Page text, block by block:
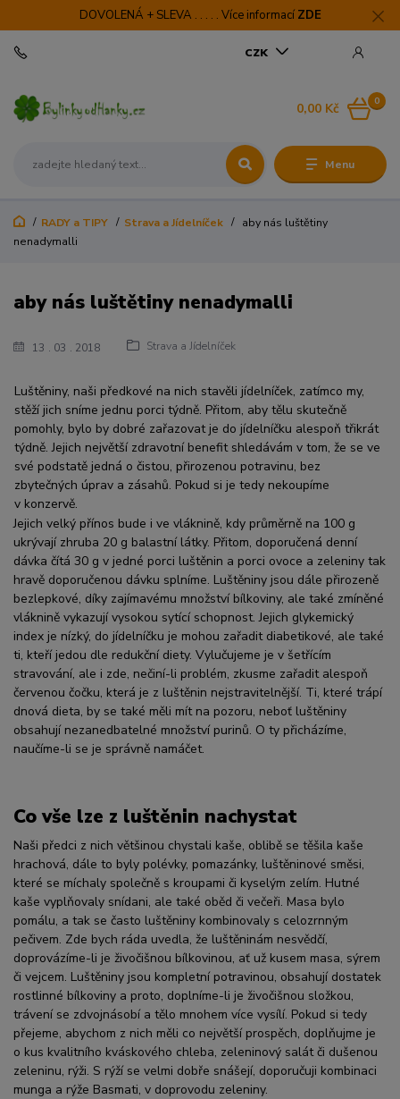
DOVOLENÁ + SLEVA . . . . . Více informací ZDE
Menu
CZK
0
0,00 Kč
RADY a TIPY Strava a Jídelníček
aby nás luštětiny
nenadymalli
13 03 2018 Strava a Jídelníček
aby nás luštětiny nenadymalli
Luštěniny, naši předkové na nich stavěli jídelníček, zatímco my,
stěží jich sníme jednu porci týdně. Přitom, aby tělu skutečně
pomohly, bylo by dobré zařazovat je do jídelníčku alespoň třikrát
týdně. Jejich největší zdravotní benefit shledávám v tom, že se ve
své podstatě jedná o čistou, přirozenou potravinu, bez
zbytečných úprav a zásahů. Pokud si je tedy nekoupíme
v konzervě.
Jejich velký přínos bude i ve vláknině, kdy průměrně na 100 g
ukrývají zhruba 20 g balastní látky. Přitom, doporučená denní
dávka čítá 30 g v jedné porci luštěnin a porci ovoce a zeleniny tak
hravě doporučenou dávku splníme. Luštěniny jsou dále přirozeně
bezlepkové, díky zajímavému množství bílkoviny, ale také zmíněné
vláknině vykazují vysokou sytící schopnost. Jejich glykemický
index je nízký, do jídelníčku je mohou zařadit diabetikové, ale také
ti, kteří jedou dle redukční diety. Vylučujeme je v šetřícím
stravování, ale i zde, nečiní-li problém, zkusme zařadit alespoň
červenou čočku, která je z luštěnin nejstravitelnější. Ti, které trápí
dnová dieta, by se také měli mít na pozoru, neboť luštěniny
obsahují nezanedbatelné množství purinů. O ty přicházíme,
naučíme-li se je správně namáčet.
Co vše lze z luštěnin nachystat
Naši předci z nich většinou chystali kaše, oblibě se těšila kaše
hrachová, dále to byly polévky, pomazánky, luštěninové směsi,
které se míchaly společně s kroupami či kyselým zelím. Hutné
kaše vyplňovaly snídani, ale také oběd či večeři. Masa bylo
pomálu, a tak se často luštěniny kombinovaly s celozrnným
pečivem. Zde bych ráda uvedla, že luštěninám nesvědčí,
doprovázíme-li je živočišnou bílkovinou, ať už kusem masa, sýrem
či vejcem. Luštěniny jsou kompletní potravinou, obsahují dostatek
rostlinné bílkoviny a proto, doplníme-li je živočišnou složkou,
trávení se zdvojnásobí a tělo mnohem více vysílí. Pokud si tedy
přejeme, abychom z nich měli co největší prospěch, doplňujme je
o kus kvalitního kváskového chleba, zeleninový salát či dušenou
zeleninu, rýži. S rýží se velmi dobře snášejí, doporučuji kombinaci
munga a rýže Basmati, v doprovodu zeleniny.